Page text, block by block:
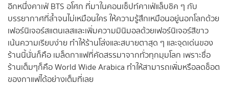
อีกหนึ่งคาเฟ่ BTS อโศก ที่มาในคอนเซ็ปท์คาเฟ่แล็บชิค ๆ กับ
บรรยากาศที่ล้ำจนไม่เหมือนใคร ให้ความรู้สึกเหมือนอยู่นอกโลกด้วย
เฟอร์นิเจอร์สแตนเลสและเพิ่มความมินิมอลด้วยเฟอร์นิเจอร์สีขาว
เน้นความเรียบง่าย ทำให้ร้านโล่งและสบายตาสุด ๆ และจุดเด่นของ
ร้านนี้นั่นก็คือ เมล็ดกาแฟที่คัดสรรมาจากทั่วทุกมุมโลก เพราะชื่อ
ร้านเต็มๆก็คือ World Wide Arabica ทำให้สามารถเพิ่มหรือลดช็อต
ของกาแฟได้อย่างเต็มที่เลย